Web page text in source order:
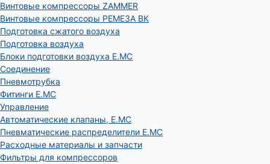
Винтовые компрессоры ZAMMER
Винтовые компрессоры РЕМЕЗА ВК
Подготовка сжатого воздуха
Подготовка воздуха
Блоки подготовки воздуха E.MC
Соединение
Пневмотрубка
Фитинги E.MC
Управление
Автоматические клапаны, Е.МС
Пневматические распределители E.MC
Расходные материалы и запчасти
Фильтры для компрессоров